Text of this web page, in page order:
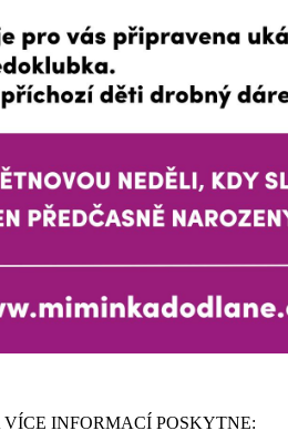
INFORMACÍ POSKYTNE: